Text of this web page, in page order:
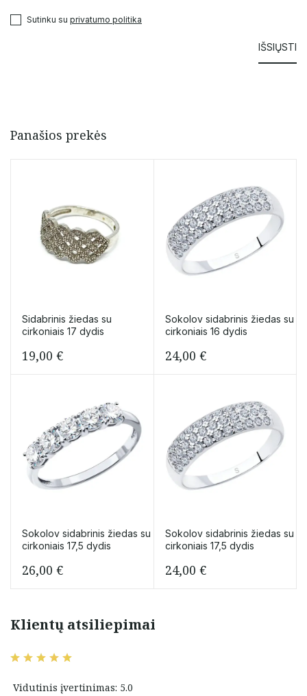
Sutinku su privatumo politika
Panašios prekės
Sidabrinis žiedas su
cirkoniais 17 dydis
19,00 €
Sokolov sidabrinis žiedas su
cirkoniais 16 dydis
24,00 €
Sokolov sidabrinis žiedas su
cirkoniais 17,5 dydis
26,00 €
Sokolov sidabrinis žiedas su
cirkoniais 17,5 dydis
24,00 €
Klientų atsiliepimai
Vidutinis įvertinimas: 5.0